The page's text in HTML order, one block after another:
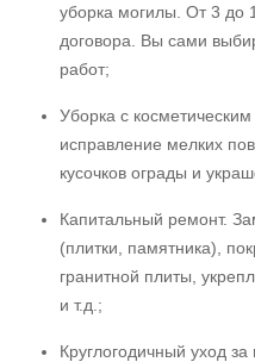
уборка могилы. От 3 до
договора. Вы сами
работ;
Уборка с
исправление мелких
кусочков ограды и
Капитальный ремонт.
(плитки, памятника),
гранитной плиты,
и т.д.;
Круглогодичный уход